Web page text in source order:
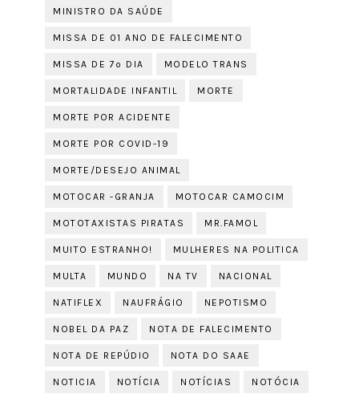
MINISTRO DA SAÚDE
MISSA DE 01 ANO DE FALECIMENTO
MISSA DE 7º DIA MODELO TRANS
MORTALIDADE INFANTIL MORTE
MORTE POR ACIDENTE
MORTE POR COVID-19
MORTE/DESEJO ANIMAL
MOTOCAR -GRANJA MOTOCAR CAMOCIM
MOTOTAXISTAS PIRATAS MR.FAMOL
MUITO ESTRANHO! MULHERES NA POLITICA
MULTA MUNDO NA TV NACIONAL
NATIFLEX NAUFRÁGIO NEPOTISMO
NOBEL DA PAZ NOTA DE FALECIMENTO
NOTA DE REPÚDIO NOTA DO SAAE
NOTICIA NOTÍCIA NOTÍCIAS NOTÓCIA